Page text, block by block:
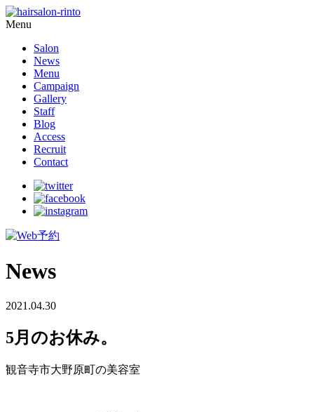
Menu
Salon
News
Menu
Campaign
Gallery
Staff
Blog
Access
Recruit
Contact
News
2021.04.30
5月のお休み。
観音寺市大野原町の美容室